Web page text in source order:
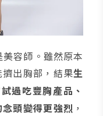
美容師。雖然原本
出胸部，結果生
過吃豐胸產品、
頭變得更強烈 ，